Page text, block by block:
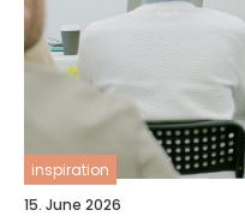
inspiration
15. June 2026